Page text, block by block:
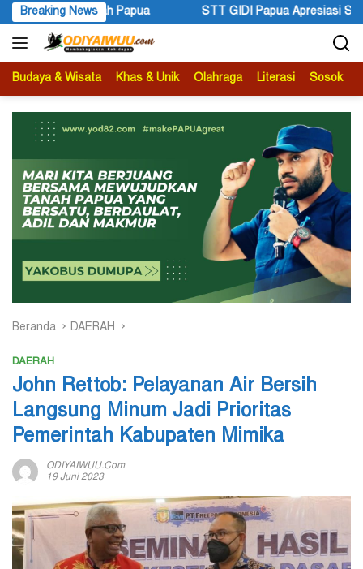
Langsung
ke
konten
Breaking News
Apresiasi Setahun Kepemimpinan Gubernur dan Wakil
Budaya & Wisata Khas & Unik Olahraga Literasi Sosok
Beranda DAERAH
DAERAH
John Rettob: Pelayanan Air Bersih
Langsung Minum Jadi Prioritas
Pemerintah Kabupaten Mimika
ODIYAIWUU.com
19 Juni 2023